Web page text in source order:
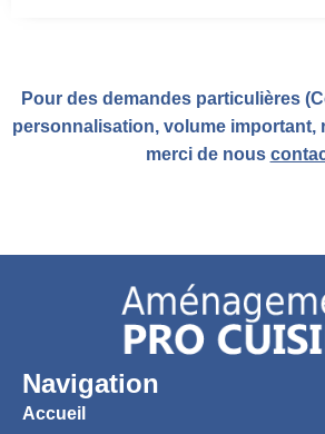
Pour des demandes particulières
personnalisation, volume
merci de nous
Navigation
Accueil